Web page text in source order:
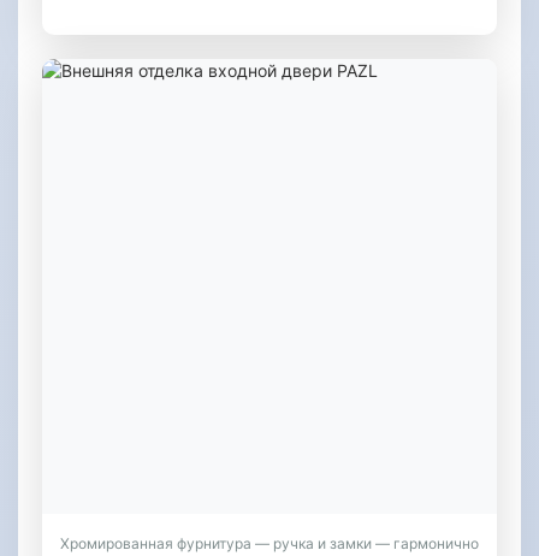
Хромированная фурнитура — ручка и замки — гармонично